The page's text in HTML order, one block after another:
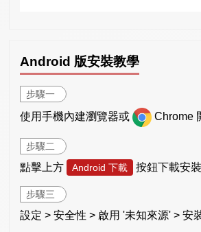
Android 版安裝教學
步驟一
使用手機內建瀏覽器或 Chrome
步驟二
點擊上方 Android 下載 按鈕下載安
步驟三
設定 > 安全性 > 啟用 '未知來源' > 安